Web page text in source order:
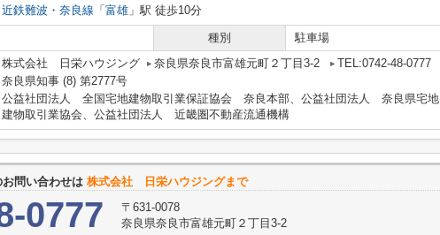
近鉄難波・奈良線 「 富雄 」駅 徒歩10分
種別 駐車場
株式会社 日栄ハウジング 奈良県奈良市富雄元町２丁目3-2
TEL:0742-48-0777
奈良県知事 (8) 第2777号
公益社団法人 全国宅地建物取引業保証協会 奈良本部、公益社団法人 奈良県宅地
建物取引業協会、公益社団法人 近畿圏不動産流通機構
問い合わせは 株式会社 日栄ハウジングまで
0777
〒631-0078
奈良県奈良市富雄元町２丁目3-2